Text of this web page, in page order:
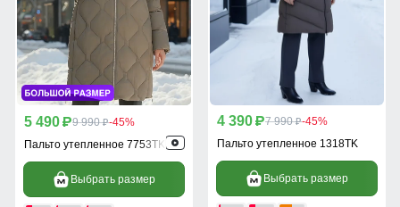
5 490 p9 990 p-45%
Пальто утепленное 7753TK
Выбрать размер
4 390 p7 990 p-45%
Пальто утепленное 1318TK
Выбрать размер